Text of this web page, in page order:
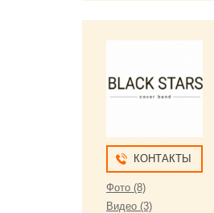
КОНТАКТЫ
Фото (8)
Видео (3)